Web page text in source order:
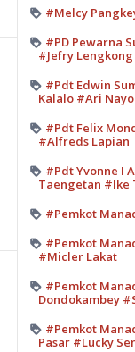
#Melcy
#PD Pewarna
#Jefry
#Pdt Edwin
Kalalo #Ari
#Pdt Felix
#Alfreds Lapian
#Pdt Yvonne I
Taengetan #Ike
#Pemkot
#Pemkot
#Micler Lakat
#Pemkot
Dondokambey
#Pemkot
Pasar #Lucky